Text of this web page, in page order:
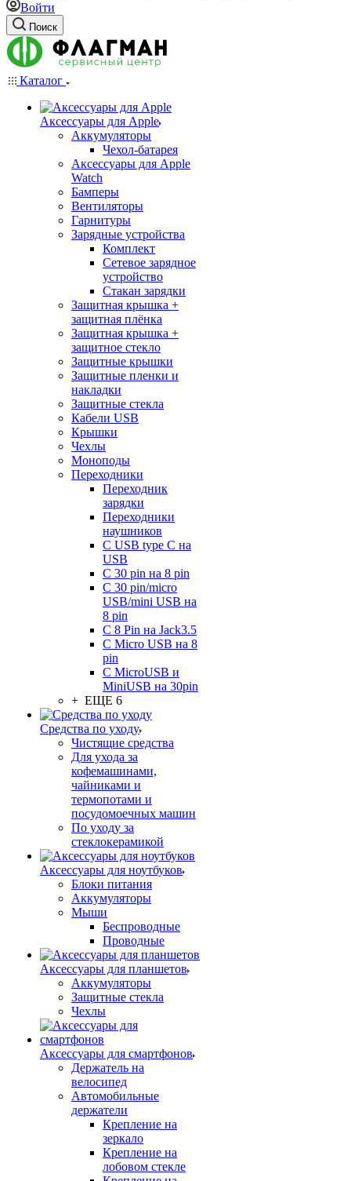
Войти
Поиск
Каталог
Аксессуары для Apple
Аккумуляторы
Чехол-батарея
Аксессуары для Apple
Watch
Бамперы
Вентиляторы
Гарнитуры
Зарядные устройства
Комплект
Сетевое зарядное
устройство
Стакан зарядки
Защитная крышка +
защитная плёнка
Защитная крышка +
защитное стекло
Защитные крышки
Защитные пленки и
накладки
Защитные стекла
Кабели USB
Крышки
Чехлы
Моноподы
Переходники
Переходник
зарядки
Переходники
наушников
С USB type C на
USB
С 30 pin на 8 pin
С 30 pin/micro
USB/mini USB на
8 pin
С 8 Pin на Jack3.5
С Micro USB на 8
pin
С MicroUSB и
MiniUSB на 30pin
+ ЕЩЕ 6
Средства по уходу
Чистящие средства
Для ухода за
кофемашинами,
чайниками и
термопотами и
посудомоечных машин
По уходу за
стеклокерамикой
Аксессуары для ноутбуков
Блоки питания
Аккумуляторы
Мыши
Беспроводные
Проводные
Аксессуары для планшетов
Аккумуляторы
Защитные стекла
Чехлы
Аксессуары для смартфонов
Держатель на
велосипед
Автомобильные
держатели
Крепление на
зеркало
Крепление на
лобовом стекле